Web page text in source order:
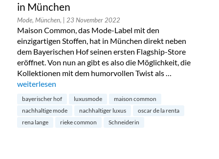
in München
Mode, München, | 23 November 2022
Maison Common, das Mode-Label mit den
einzigartigen Stoffen, hat in München direkt neben
dem Bayerischen Hof seinen ersten Flagship-Store
eröffnet. Von nun an gibt es also die Möglichkeit, die
Kollektionen mit dem humorvollen Twist als …
„Maison Commons erster Flagship-Store in München“
weiterlesen
bayerischer hof luxusmode
maison common
nachhaltige mode
nachhaltiger luxus
oscar de la renta
rena lange
rieke common Schneiderin